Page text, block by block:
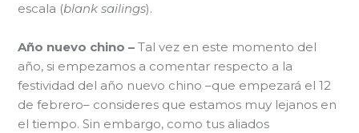
escala (blank sailings).
Año nuevo chino – Tal vez en este momento del
año, si empezamos a comentar respecto a la
festividad del año nuevo chino –que empezará el 12
de febrero– consideres que estamos muy lejanos en
el tiempo. Sin embargo, como tus aliados